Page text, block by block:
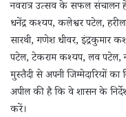
नवरात्र उत्सव के सफल संचालन
धनेंद्र कश्यप, कलेश्वर पटेल,
सारथी, गणेश धीवर, इंद्रकुमार
पटेल, टेकराम कश्यप, लव पटेल,
मुस्तैदी से अपनी जिम्मेदारियों का
अपील की है कि वे शासन के
करें।